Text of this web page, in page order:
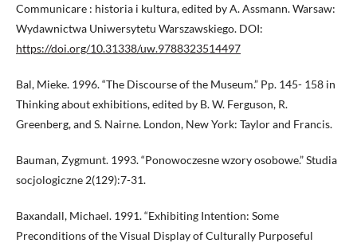
Communicare : historia i kultura, edited by A. Assmann. Warsaw:
Wydawnictwa Uniwersytetu Warszawskiego. DOI:
https://doi.org/10.31338/uw.9788323514497
Bal, Mieke. 1996. “The Discourse of the Museum.” Pp. 145- 158 in
Thinking about exhibitions, edited by B. W. Ferguson, R.
Greenberg, and S. Nairne. London, New York: Taylor and Francis.
Bauman, Zygmunt. 1993. “Ponowoczesne wzory osobowe.” Studia
socjologiczne 2(129):7-31.
Baxandall, Michael. 1991. “Exhibiting Intention: Some
Preconditions of the Visual Display of Culturally Purposeful